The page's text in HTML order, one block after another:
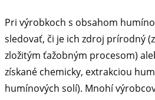
Pri výrobkoch s obsahom
sledovať, či je ich zdroj prírodný
zložitým ťažobným procesom)
získané chemicky, extrakciou
humínových solí). Mnohí